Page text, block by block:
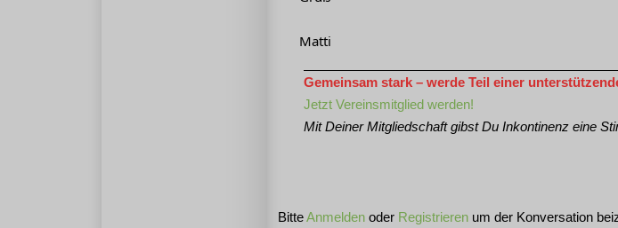
Matti
Gemeinsam stark – werde Teil einer
Jetzt Vereinsmitglied werden!
Mit Deiner Mitgliedschaft gibst Du Inkontinenz eine
BitteAnmelden oder Registrieren um der Konversation